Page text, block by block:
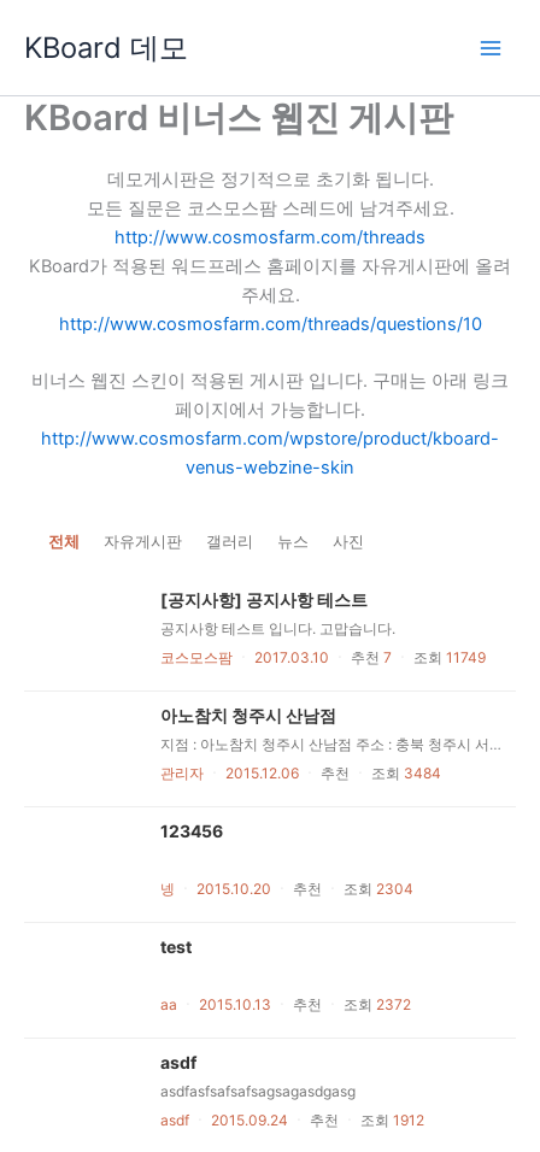
로
KBoard 데모
KBoard 비너스 웹진 게시판
데모게시판은 정기적으로 초기화 됩니다.
모든 질문은 코스모스팜 스레드에 남겨주세요.
http://www.cosmosfarm.com/threads
KBoard가 적용된 워드프레스 홈페이지를 자유게시판에 올려
주세요.
http://www.cosmosfarm.com/threads/questions/10
비너스 웹진 스킨이 적용된 게시판 입니다. 구매는 아래 링크
페이지에서 가능합니다.
http://www.cosmosfarm.com/wpstore/product/kboard-
venus-webzine-skin
전체 자유게시판 갤러리 뉴스 사진
[공지사항] 공지사항 테스트
공지사항 테스트 입니다. 고맙습니다.
코스모스팜
2017.03.10 추천 7 조회 11749
아노참치 청주시 산남점
지점 : 아노참치 청주시 산남점 주소 : 충북 청주시 서원구 산남동 123번지 전화 : 043-232-2323 운영시간 : (평일) 10~12
관리자
2015.12.06 추천 조회 3484
123456
넹 2015.10.20 추천 조회 2304
test
aa 2015.10.13 추천 조회 2372
asdf
asdfasfsafsafsagsagasdgasg
asdf
2015.09.24 추천 조회 1912